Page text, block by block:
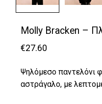
Molly Bracken –
€27.60
Ψηλόμεσο παντελόνι
αστράγαλο, με